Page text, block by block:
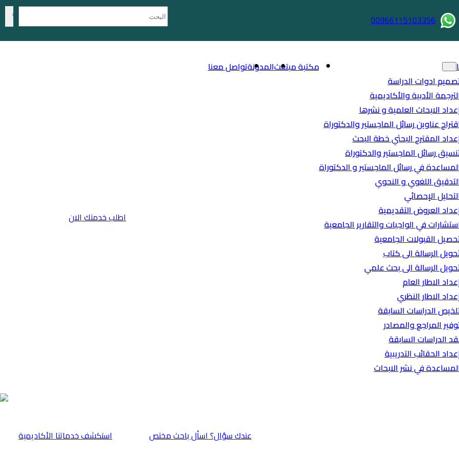
00966115103356
ادوات الدراسة
الأدبية والأكاديمية
الابحاث العلمية و نشرها
عناوين رسائل الماجستير والدكتوراة
المقترح البحثي خطة البحث
رسائل الماجستير والدكتوراة
في رسائل الماجستير و الدكتوراة
اللغوي و النحوي
الإحصائي
العروض التقديمية
في الواجبات والتقارير الجامعية
القبولات الجامعية
الرسالة الى كتاب
الرسالة الى بحث علمي
الاطار العام
الاطار النظري
الدراسات السابقة
المراجع والمصادر
الدراسات السابقة
الحقائب التدريبية
في نشر الابحاث
مكتبة مبتعثالمدونةتواصل معنا
اطلب خدمتك الان
⁠استكشف خدماتنا الأكاديمية عندك سؤال؟ اسأل باحث مختص